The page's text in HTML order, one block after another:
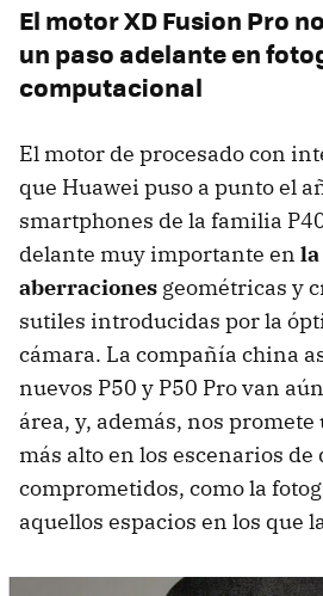
El motor XD Fusion Pro
un paso adelante en
computacional
El motor de procesado con
que Huawei puso a punto el
smartphones de la familia
delante muy importante en
aberraciones geométricas y
sutiles introducidas por la
cámara. La compañía china
nuevos P50 y P50 Pro van
área, y, además, nos
más alto en los escenarios de
comprometidos, como la
aquellos espacios en los que